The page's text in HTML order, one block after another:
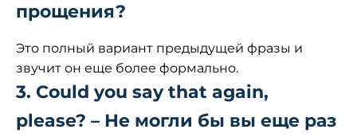
прощения?
Это полный вариант предыдущей фразы и
звучит он еще более формально.
3. Could you say that again,
please? – Не могли бы вы еще раз